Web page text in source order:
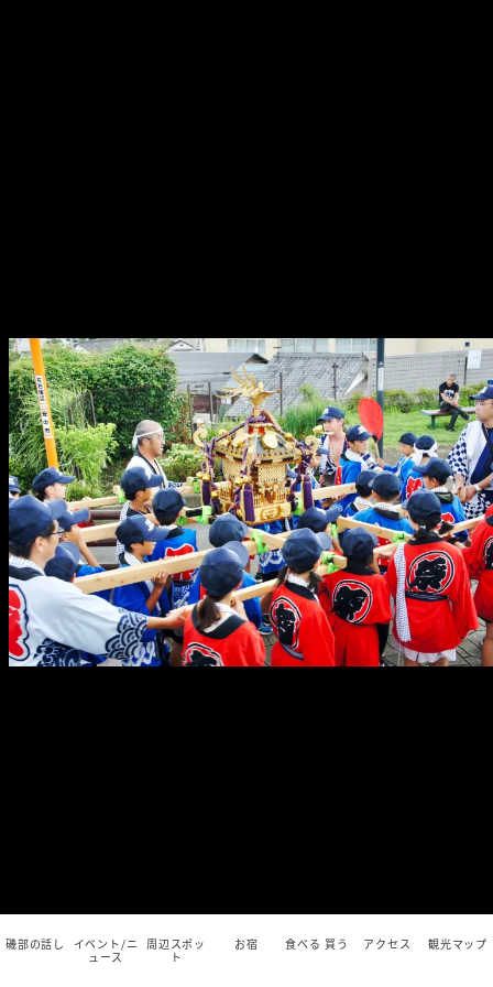
磯部の話し
イベント/ニ
ュース
周辺スポッ
ト
お宿 食べる 買う アクセス 観光マップ